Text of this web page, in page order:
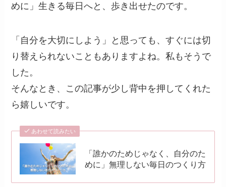
めに」生きる毎日へと、歩き出せたのです。
「自分を大切にしよう」と思っても、すぐには切
り替えられないこともありますよね。私もそうで
した。
そんなとき、この記事が少し背中を押してくれた
ら嬉しいです。
あわせて読みたい
「誰かのためじゃなく、自分のた
めに」無理しない毎日のつくり方